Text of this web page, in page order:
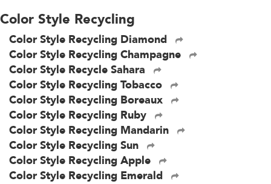
Color Style Recycling
Color Style Recycling Diamond
Color Style Recycling Champagne
Color Style Recycle Sahara
Color Style Recycling Tobacco
Color Style Recycling Boreaux
Color Style Recycling Ruby
Color Style Recycling Mandarin
Color Style Recycling Sun
Color Style Recycling Apple
Color Style Recycling Emerald